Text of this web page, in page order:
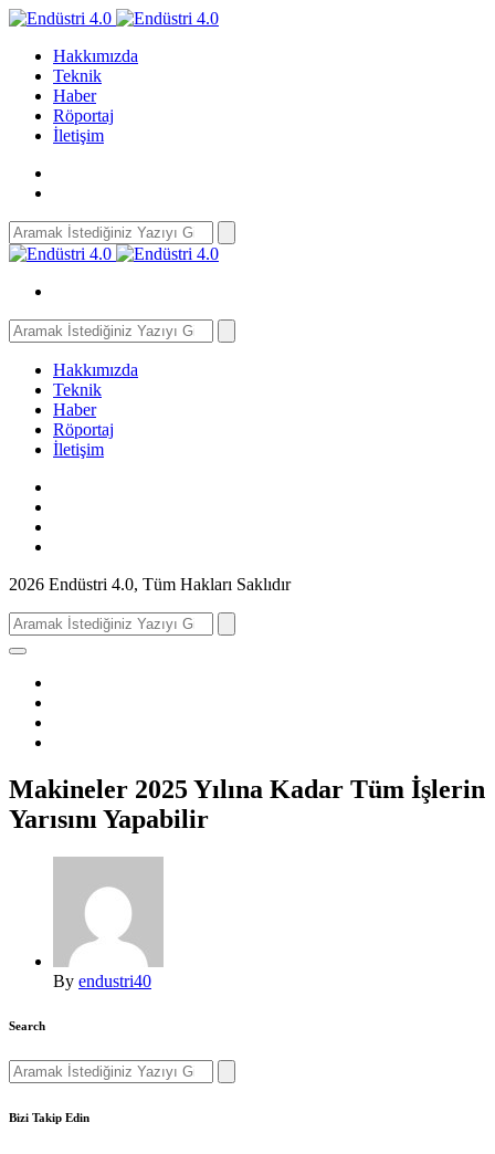
Hakkımızda
Teknik
Haber
Röportaj
İletişim
Search
for:
Search
for:
Hakkımızda
Teknik
Haber
Röportaj
İletişim
2026 Endüstri 4.0, Tüm Hakları Saklıdır
Search
for:
Makineler 2025 Yılına Kadar Tüm İşlerin
Yarısını Yapabilir
By endustri40
Search
Search
for:
Bizi Takip Edin